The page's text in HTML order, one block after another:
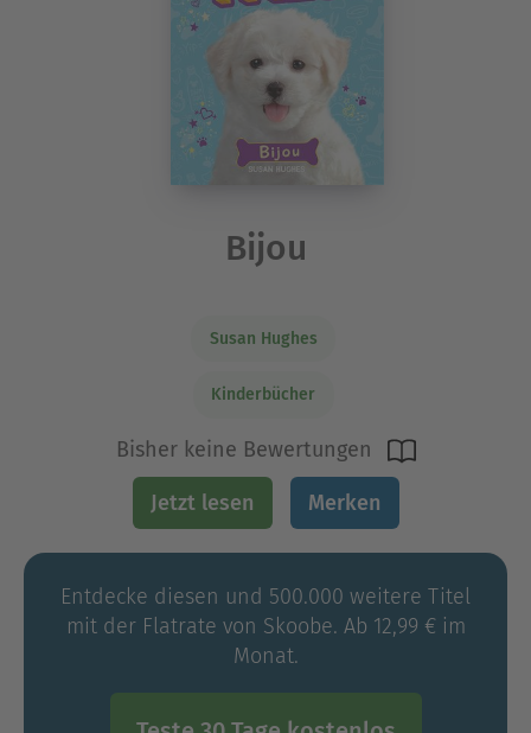
Bijou
Susan Hughes
Kinderbücher
Bisher keine Bewertungen
Jetzt lesen Merken
Entdecke diesen und 500.000 weitere Titel
mit der Flatrate von Skoobe. Ab 12,99 € im
Monat.